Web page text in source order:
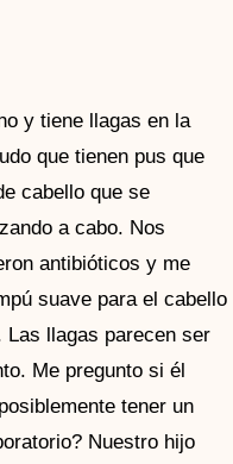
y tiene llagas en la
que tienen pus que
cabello que se
a cabo. Nos
antibióticos y me
suave para el cabello
Las llagas parecen ser
Me pregunto si él
tener un
Nuestro hijo